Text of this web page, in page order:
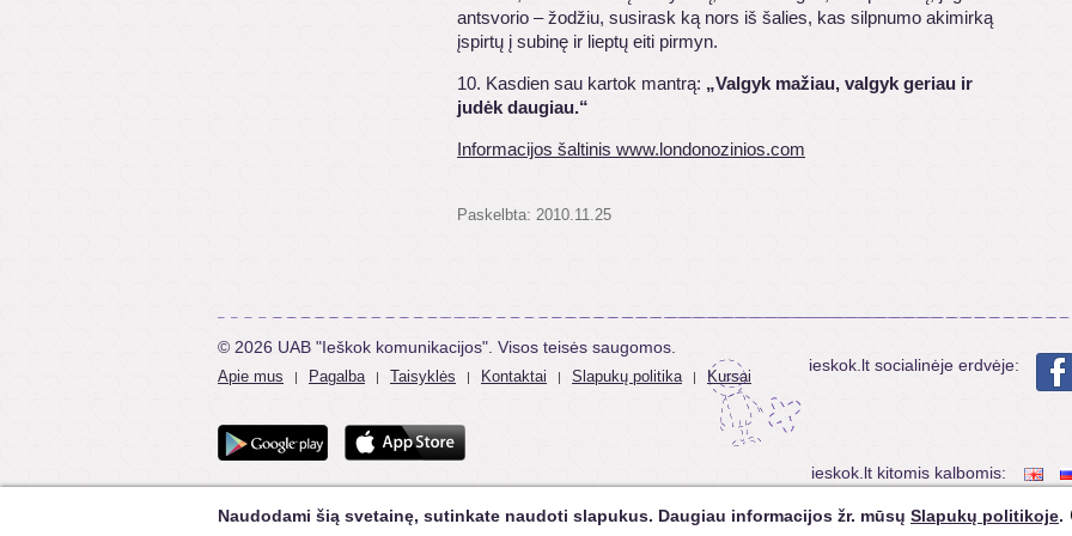
antsvorio – žodžiu, susirask ką nors iš šalies, kas silpnumo akimirką
įspirtų į subinę ir lieptų eiti pirmyn.
10. Kasdien sau kartok mantrą: „Valgyk mažiau, valgyk geriau ir
judėk daugiau.“
Informacijos šaltinis www.londonozinios.com
Paskelbta: 2010.11.25
© 2026 UAB "Ieškok komunikacijos". Visos teisės saugomos.
Apie mus | Pagalba | Taisyklės | Kontaktai | Slapukų politika | Kursai
ieskok.lt socialinėje erdvėje:
ieskok.lt kitomis kalbomis:
Naudodami šią svetainę, sutinkate naudoti slapukus. Daugiau informacijos žr. mūsų Slapukų politikoje.